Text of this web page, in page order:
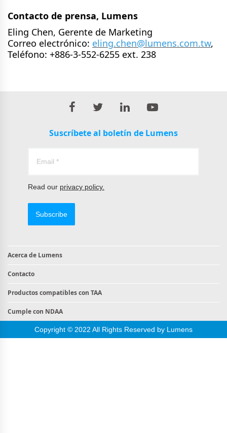
Contacto de prensa, Lumens
Eling Chen, Gerente de Marketing
Correo electrónico: eling.chen@lumens.com.tw,
Teléfono: +886-3-552-6255 ext. 238
Suscríbete al boletín de Lumens
Read our privacy policy.
Subscribe
Acerca de Lumens
Contacto
Productos compatibles con TAA
Cumple con NDAA
Copyright © 2022 All Rights Reserved by Lumens